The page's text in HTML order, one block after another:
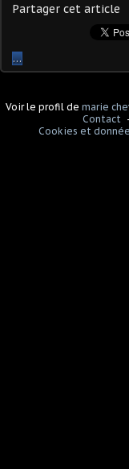
Partager cet article
…
Voir le profil demarie
Contact
Cookies et